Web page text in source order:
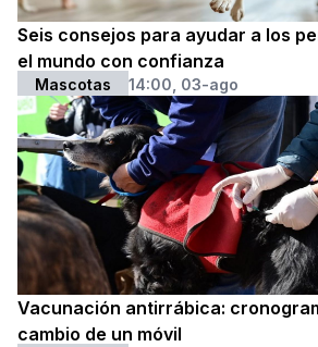
Seis consejos para ayudar a los
el mundo con confianza
Mascotas 14:00, 03-ago
Vacunación antirrábica:
cambio de un móvil